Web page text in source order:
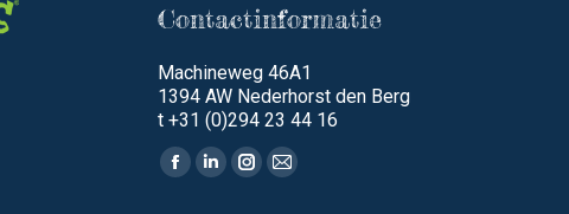
Contactinformatie
Machineweg 46A1
1394 AW Nederhorst den Berg
t +31 (0)294 23 44 16
Vind ons op:
Facebook
LinkedinInstagram
Mail